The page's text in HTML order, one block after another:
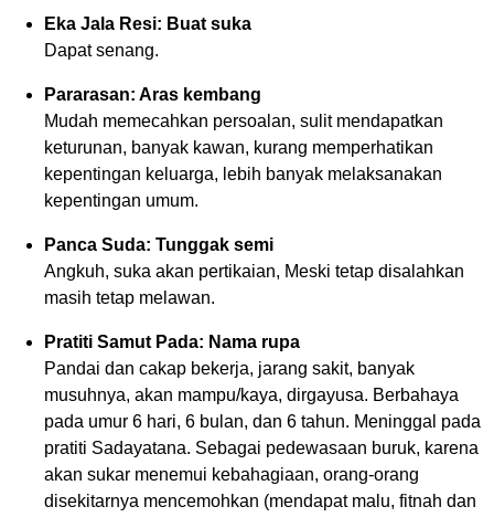
Eka Jala Resi: Buat suka
Dapat senang.
Pararasan: Aras kembang
Mudah memecahkan persoalan, sulit mendapatkan
keturunan, banyak kawan, kurang memperhatikan
kepentingan keluarga, lebih banyak melaksanakan
kepentingan umum.
Panca Suda: Tunggak semi
Angkuh, suka akan pertikaian, Meski tetap disalahkan
masih tetap melawan.
Pratiti Samut Pada: Nama rupa
Pandai dan cakap bekerja, jarang sakit, banyak
musuhnya, akan mampu/kaya, dirgayusa. Berbahaya
pada umur 6 hari, 6 bulan, dan 6 tahun. Meninggal pada
pratiti Sadayatana. Sebagai pedewasaan buruk, karena
akan sukar menemui kebahagiaan, orang-orang
disekitarnya mencemohkan (mendapat malu, fitnah dan